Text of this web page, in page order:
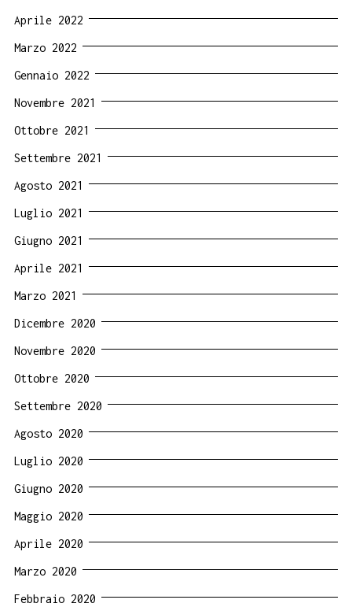
Aprile 2022
Marzo 2022
Gennaio 2022
Novembre 2021
Ottobre 2021
Settembre 2021
Agosto 2021
Luglio 2021
Giugno 2021
Aprile 2021
Marzo 2021
Dicembre 2020
Novembre 2020
Ottobre 2020
Settembre 2020
Agosto 2020
Luglio 2020
Giugno 2020
Maggio 2020
Aprile 2020
Marzo 2020
Febbraio 2020